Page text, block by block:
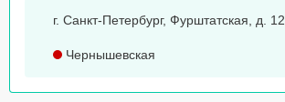
г. Санкт-Петербург, Фурштатская, д. 12
Чернышевская